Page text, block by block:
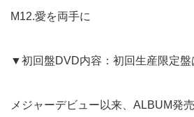
M12.愛を両手に
▼初回盤DVD内容：初回生産限定
メジャーデビュー以来、ALBUM発